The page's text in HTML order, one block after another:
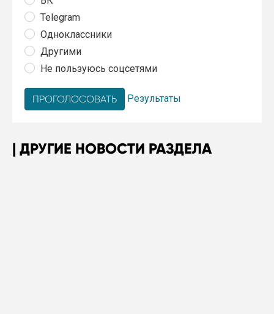
Telegram
Одноклассники
Другими
Не пользуюсь соцсетями
Результаты
ДРУГИЕ НОВОСТИ РАЗДЕЛА